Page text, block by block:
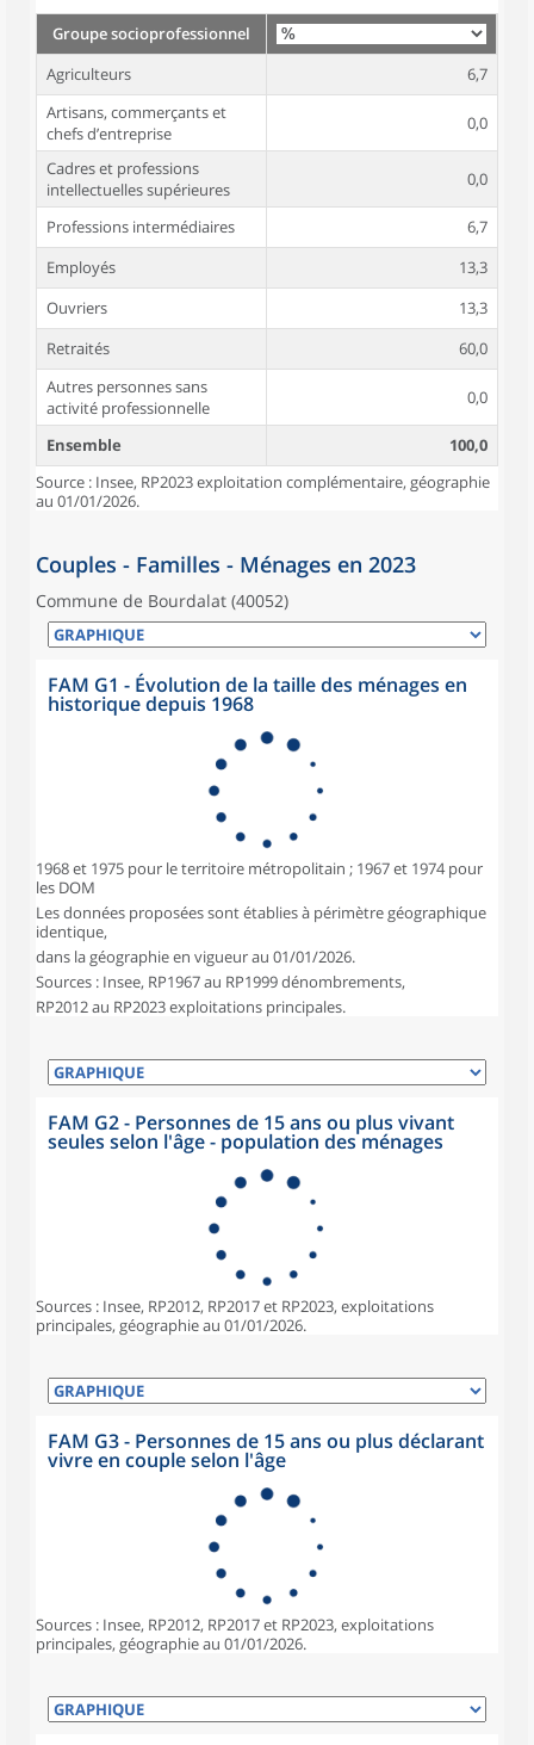
Groupe socioprofessionnel
Agriculteurs
6,7
Artisans, commerçants et
chefs d’entreprise
0,0
Cadres et professions
intellectuelles supérieures
0,0
Professions intermédiaires
6,7
Employés
13,3
Ouvriers
13,3
Retraités
60,0
Autres personnes sans
activité professionnelle
0,0
Ensemble
100,0
Source : Insee, RP2023 exploitation complémentaire, géographie
au 01/01/2026.
Couples - Familles - Ménages en 2023
Commune de Bourdalat (40052)
FAM G1 - Évolution de la taille des ménages en
historique depuis 1968
1968 et 1975 pour le territoire métropolitain ; 1967 et 1974 pour
les DOM
Les données proposées sont établies à périmètre géographique
identique,
dans la géographie en vigueur au 01/01/2026.
Sources : Insee, RP1967 au RP1999 dénombrements,
RP2012 au RP2023 exploitations principales.
FAM G2 - Personnes de 15 ans ou plus vivant
seules selon l'âge - population des ménages
Sources : Insee, RP2012, RP2017 et RP2023, exploitations
principales, géographie au 01/01/2026.
FAM G3 - Personnes de 15 ans ou plus déclarant
vivre en couple selon l'âge
Sources : Insee, RP2012, RP2017 et RP2023, exploitations
principales, géographie au 01/01/2026.